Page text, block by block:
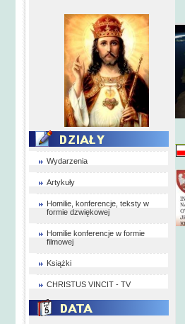
Wydarzenia
Artykuły
Homilie, konferencje, teksty w
formie dzwiękowej
Homilie konferencje w formie
filmowej
Książki
CHRISTUS VINCIT - TV